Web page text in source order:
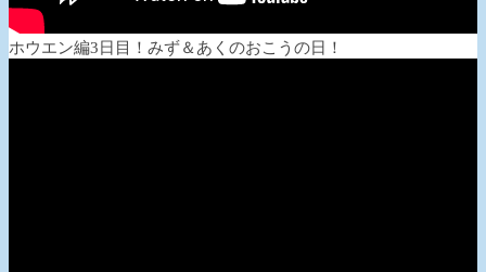
ホウエン編3日目！みず＆あくのおこうの日！